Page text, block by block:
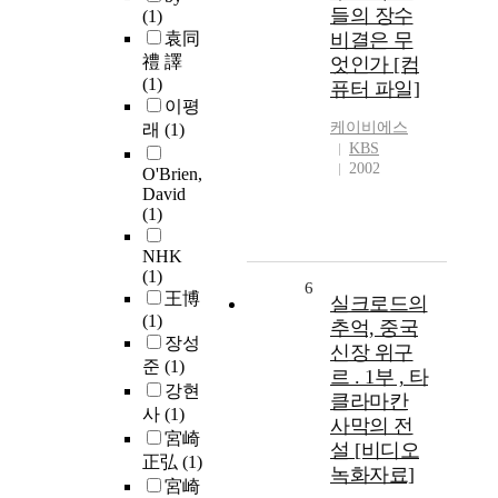
(1)
袁同
禮 譯
(1)
이평
래 (1)
O'Brien,
David
(1)
NHK
(1)
王博
(1)
장성
준 (1)
강현
사 (1)
宮崎
正弘 (1)
宮崎
들의 장수
비결은 무
엇인가 [컴
퓨터 파일]
케이비에스
KBS
2002
6
실크로드의
추억, 중국
신장 위구
르 . 1부 , 타
클라마칸
사막의 전
설 [비디오
녹화자료]